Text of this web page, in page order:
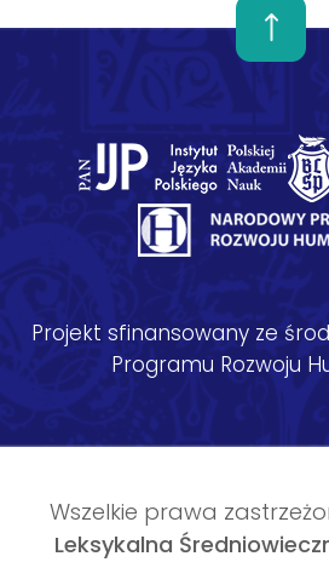
Projekt sfinansowany ze
Programu Rozwoju
Wszelkie prawa
Leksykalna